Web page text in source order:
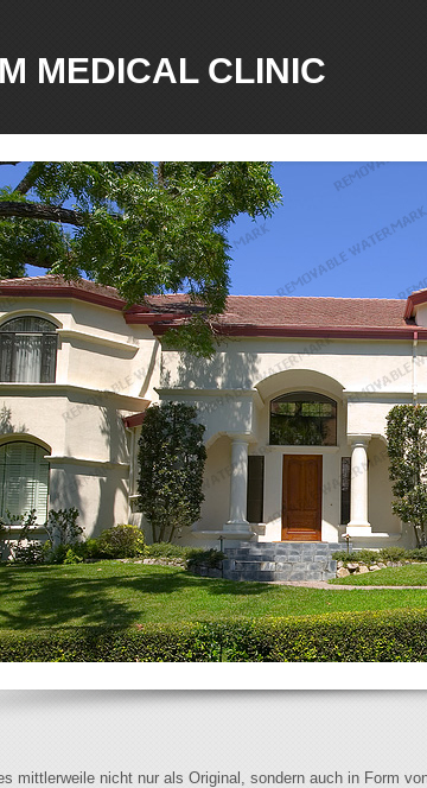
MEDICAL CLINIC
mittlerweile nicht nur als Original, sondern auch in Form